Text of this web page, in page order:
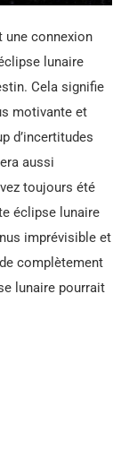
une connexion
lunaire
Cela signifie
motivante et
d’incertitudes
aussi
toujours été
éclipse lunaire
imprévisible et
complètement
lunaire pourrait